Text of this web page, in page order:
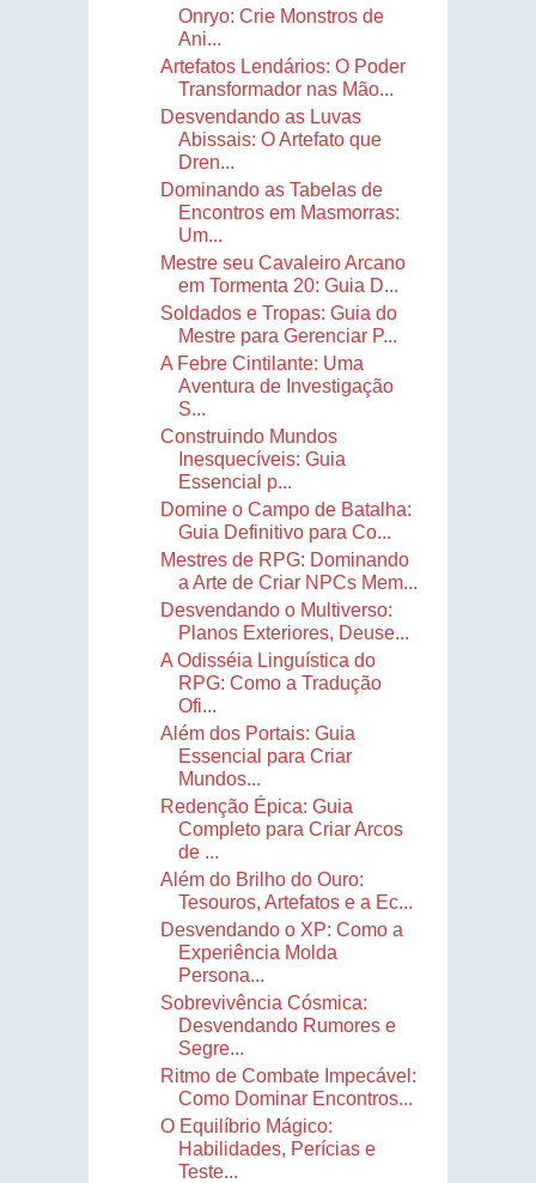
Onryo: Crie Monstros de
Ani...
Artefatos Lendários: O Poder
Transformador nas Mão...
Desvendando as Luvas
Abissais: O Artefato que
Dren...
Dominando as Tabelas de
Encontros em Masmorras:
Um...
Mestre seu Cavaleiro Arcano
em Tormenta 20: Guia D...
Soldados e Tropas: Guia do
Mestre para Gerenciar P...
A Febre Cintilante: Uma
Aventura de Investigação
S...
Construindo Mundos
Inesquecíveis: Guia
Essencial p...
Domine o Campo de Batalha:
Guia Definitivo para Co...
Mestres de RPG: Dominando
a Arte de Criar NPCs Mem...
Desvendando o Multiverso:
Planos Exteriores, Deuse...
A Odisséia Linguística do
RPG: Como a Tradução
Ofi...
Além dos Portais: Guia
Essencial para Criar
Mundos...
Redenção Épica: Guia
Completo para Criar Arcos
de ...
Além do Brilho do Ouro:
Tesouros, Artefatos e a Ec...
Desvendando o XP: Como a
Experiência Molda
Persona...
Sobrevivência Cósmica:
Desvendando Rumores e
Segre...
Ritmo de Combate Impecável:
Como Dominar Encontros...
O Equilíbrio Mágico:
Habilidades, Perícias e
Teste...